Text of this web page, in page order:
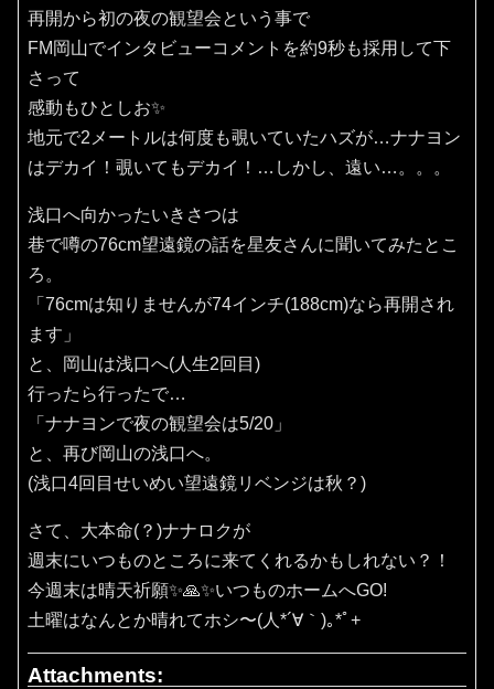
再開から初の夜の観望会という事で
FM岡山でインタビューコメントを約9秒も採用して下
さって
感動もひとしお✨️
地元で2メートルは何度も覗いていたハズが…ナナヨン
はデカイ！覗いてもデカイ！…しかし、遠い…。。。
浅口へ向かったいきさつは
巷で噂の76cm望遠鏡の話を星友さんに聞いてみたとこ
ろ。
「76cmは知りませんが74インチ(188cm)なら再開され
ます」
と、岡山は浅口へ(人生2回目)
行ったら行ったで…
「ナナヨンで夜の観望会は5/20」
と、再び岡山の浅口へ。
(浅口4回目せいめい望遠鏡リベンジは秋？)
さて、大本命(？)ナナロクが
週末にいつものところに来てくれるかもしれない？！
今週末は晴天祈願✨️🙏✨️いつものホームへGO!
土曜はなんとか晴れてホシ〜(⁠人⁠*⁠´⁠∀⁠｀⁠)⁠｡⁠*ﾟ⁠+
Attachments: